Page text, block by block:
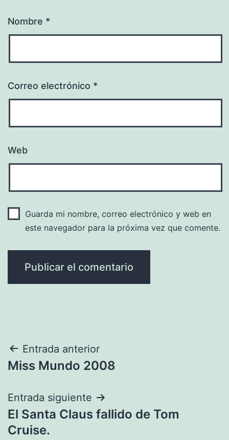
Nombre *
Correo electrónico *
Web
Guarda mi nombre, correo electrónico y web en
este navegador para la próxima vez que comente.
Navegación
de
entradas
Entrada anterior
Miss Mundo 2008
Entrada siguiente
El Santa Claus fallido de Tom
Cruise.